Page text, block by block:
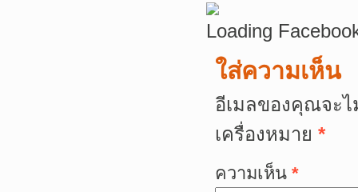
Loading
ใส่ความเห็น
อีเมลของคุณจะ
เครื่องหมาย *
ความเห็น *